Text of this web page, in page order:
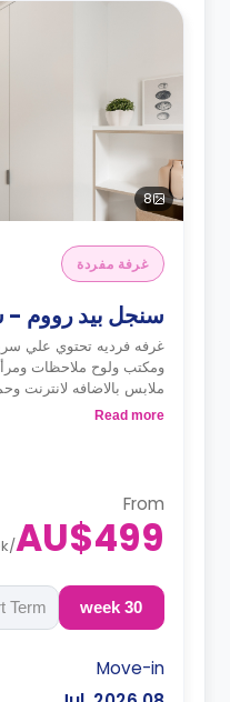
8
غرفة مفردة
سنجل بيد رووم -
غرفه فرديه تحتوي علي
ومكتب ولوح ملاحظات
ملابس بالاضافه
بها تليفزيون سمارت
Read more
From
AU$499
/
30 week
Term
Move-in